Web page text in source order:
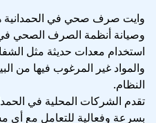
وايت صرف صحي في
وصيانة أنظمة الصرف الصحي
استخدام معدات حديثة مثل
والمواد غير المرغوب فيها من
النظام.
تقدم الشركات المحلية في
بسرعة وفعالية للتعامل مع